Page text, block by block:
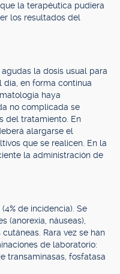
la terapéutica pudiera
los resultados del
la dosis usual para
en forma continua
haya
no complicada se
del tratamiento. En
alargarse el
que se realicen. En la
la administración de
de incidencia). Se
(anorexia, náuseas),
Rara vez se han
de laboratorio:
transaminasas, fosfatasa